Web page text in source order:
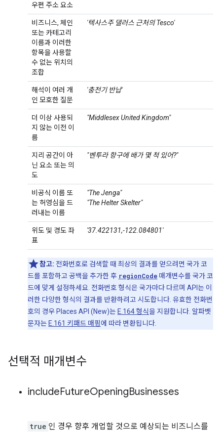
우편 주소 요소
비즈니스, 체인
또는 카테고리
이름과 이러한
항목을 사용할
수 없는 위치의
조합
'텍사스주 댈러스 근처의 Tesco'
해석이 여러 개
인 모호한 질문
'충전기 반납'
더 이상 사용되
지 않는 이전 이
름
"Middlesex United Kingdom"
지리 공간이 아
닌 요소 또는 의
도
"벤투라 항구에 배가 몇 척 있어?"
비공식 이름 또
는 허영심을 드
러내는 이름
"The Jenga"
"The Helter Skelter"
위도 및 경도 좌
표
'37.422131,-122.084801'
참고: 전화번호로 검색할 때 최상의 결과를 얻으려면 국가 코
드를 포함하고 공백을 추가한 후 regionCode 매개변수를 국가 코
드에 맞게 설정하세요. 전화번호 형식은 국가마다 다르며 API는 이
러한 다양한 형식의 결과를 반환하려고 시도합니다. 유효한 전화번
호의 경우 Places API (New)는 E.164 형식을 지원합니다. 알파벳
문자는 E.161 키패드 매핑에 따라 변환됩니다.
선택적 매개변수
includeFutureOpeningBusinesses
true 인 경우 향후 개업할 것으로 예상되는 비즈니스를